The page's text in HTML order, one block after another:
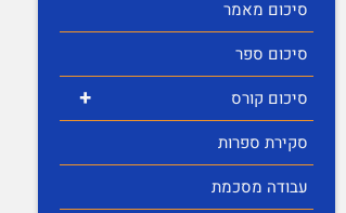
סיכום מאמר
סיכום ספר
+
סיכום קורס
סקירת ספרות
עבודה מסכמת